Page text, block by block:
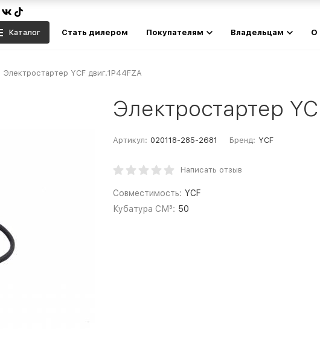
Каталог Стать дилером Покупателям Владельцам О
Электростартер YCF двиг.1P44FZA
Электростартер
Артикул: 020118-285-2681 Бренд: YCF
Написать отзыв
Совместимость: YCF
Кубатура СМ³: 50